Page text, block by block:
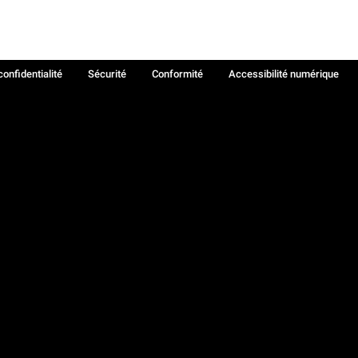
Sécurité Conformité
Accessibilité numérique